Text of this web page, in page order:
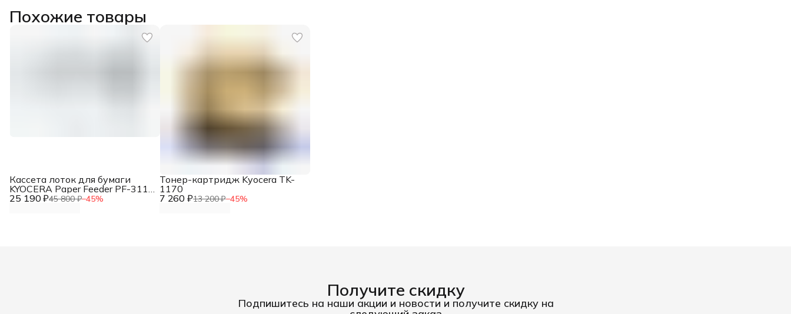
Похожие товары
25 190 ₽45 800 ₽−45%
Кассета лоток для бумаги
KYOCERA Paper Feeder PF-3110
(1203SA0KL1 / 1203SA0KL0)
7 260 ₽13 200 ₽−45%
Тонер-картридж Kyocera TK-
1170
Получите скидку
Подпишитесь на наши акции и новости и получите скидку на